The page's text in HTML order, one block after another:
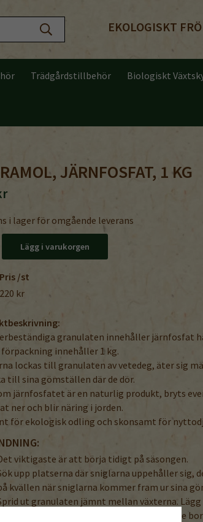
EKOLOGISKT
Trädgårdstillbehör Biologiskt
JÄRNFOSFAT, 1 KG
i lager för omgående leverans
Lägg i varukorgen
Pris /st
220 kr
granulaten innehåller järnfosfat
förpackning innehåller 1 kg.
lockas till granulaten av vetedeg, äter sig
till sina gömställen där de dör.
järnfosfatet är en naturlig produkt, bryts
ner och blir näring i jorden.
för ekologisk odling och skonsamt för
viktigaste är att börja tidigt på säsongen.
upp platserna där sniglarna uppehåller sig,
kvällen när sniglarna kommer fram ur sina
ut granulaten jämnt mellan växterna.
snigelbar MatHilda så regnar granulaten inte